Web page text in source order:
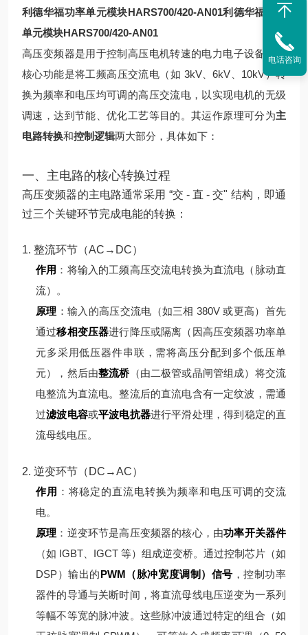
利德华福功率单元模块HARS700/420-AN01利德华福功率
单元模块HARS700/420-AN01
高压变频器是用于控制高压电机转速的电力电子设备，其
核心功能是将工频高压交流电（如 3kV、6kV、10kV）转
换为频率和电压均可调的高压交流电，以实现电机的无级
调速，达到节能、优化工艺等目的。其运作原理可分为主
电路转换和控制逻辑两大部分，具体如下：
一、主电路的核心转换过程
高压变频器的主电路通常采用 “交 - 直 - 交" 结构，即通
过三个关键环节完成电能的转换：
1. 整流环节（AC→DC）
作用 ：将输入的工频高压交流电转换为直流电（脉动直
流）。
原理 ： 输入的高压交流电（如三相 380V 或更高）首先
通过移相变压器进行降压或隔离（因高压变频器功率单
元多采用低压器件串联，需将高压分配到多个低压单
元），然后由整流桥（由二极管或晶闸管组成）将交流
电整流为直流电。整流后的直流电含有一定纹波，需通
过滤波电容或平波电抗器进行平滑处理，得到稳定的直
流母线电压。
2. 逆变环节（DC→AC）
作用 ：将稳定的直流电转换为频率和电压可调的交流
电。
原理 ： 逆变环节是高压变频器的核心，由功率开关器件
（如 IGBT、IGCT 等）组成逆变桥。通过控制芯片（如
DSP）输出的PWM（脉冲宽度调制）信号 ，控制功率
器件的导通与关断时间，将直流母线电压逆变为一系列
等幅不等宽的脉冲波。 这些脉冲波通过特定的组合（如
电话咨询